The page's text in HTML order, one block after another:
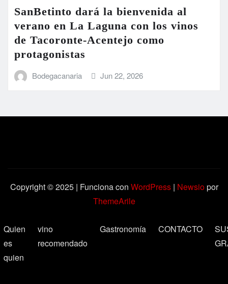
SanBetinto dará la bienvenida al
verano en La Laguna con los vinos
de Tacoronte-Acentejo como
protagonistas
Bodegacanaria Jun 22, 2026
Copyright © 2025 | Funciona con WordPress | Newsiopor
ThemeArile
Quien
es
quien
vino
recomendado
Gastronomía CONTACTO